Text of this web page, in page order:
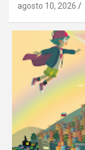
agosto 10, 2026